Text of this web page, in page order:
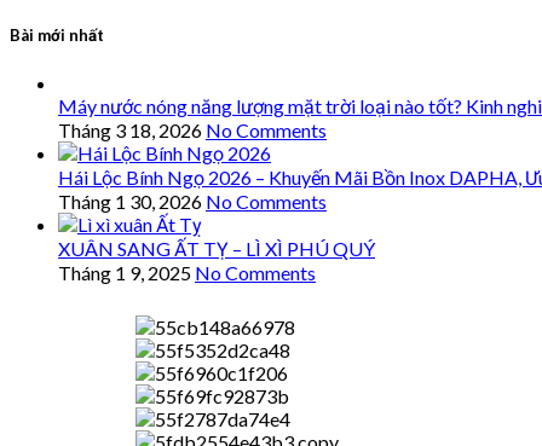
Bài mới nhất
Máy nước nóng năng lượng mặt trời loại nào tốt? Kinh
Tháng 3 18, 2026 No Comments
Hái Lộc Bính Ngọ 2026 – Khuyến Mãi Bồn Inox DAPHA,
Tháng 1 30, 2026 No Comments
XUÂN SANG ẤT TỴ – LÌ XÌ PHÚ QUÝ
Tháng 1 9, 2025 No Comments